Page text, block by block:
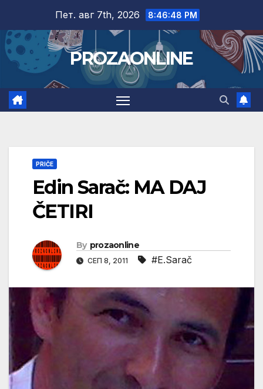
content
Пет. авг 7th, 2026 8:46:49 PM
PROZAONLINE
PRIČE
Edin Sarač: MA DAJ
ČETIRI
By prozaonline
СЕП 8, 2011 #E.Sarač